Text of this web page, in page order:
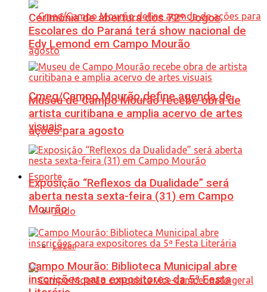
Cmeg/Campo Mourão define agenda de
ações para agosto
Esporte
Tudo
Lazer
Cerimônia de abertura dos 72º Jogos
Escolares do Paraná terá show nacional de
Edy Lemond em Campo Mourão
Museu de Campo Mourão recebe obra de
artista curitibana e amplia acervo de artes
visuais
Exposição “Reflexos da Dualidade” será
aberta nesta sexta-feira (31) em Campo
Mourão
Campo Mourão: Biblioteca Municipal abre
inscrições para expositores da 5ª Festa